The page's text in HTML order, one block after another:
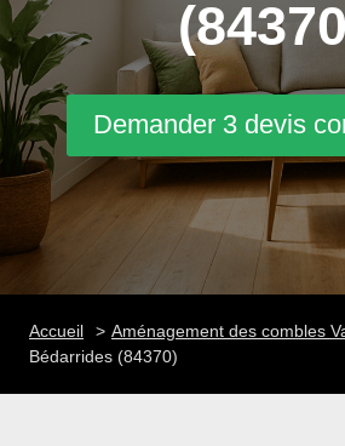
Demander 3 devis
Accueil
Aménagement des combles
Bédarrides (84370)